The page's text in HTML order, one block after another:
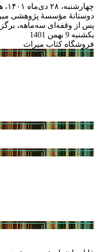
دوستانۀ مؤسسۀ پژوهشی
پس از وقفه‌ای سه‌ماهه،
یکشنبه 9 بهمن 1401
فروشگاه کتاب میراث